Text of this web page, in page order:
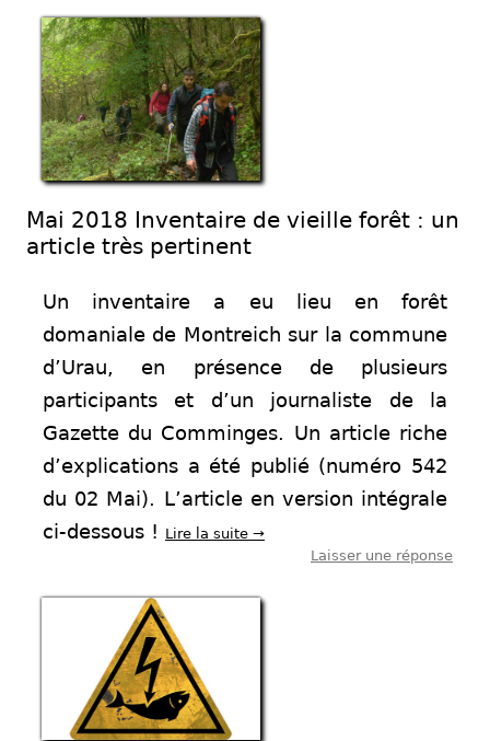
Mai 2018 Inventaire de vieille forêt : un
article très pertinent
Un inventaire a eu lieu en forêt
domaniale de Montreich sur la commune
d’Urau, en présence de plusieurs
participants et d’un journaliste de la
Gazette du Comminges. Un article riche
d’explications a été publié (numéro 542
du 02 Mai). L’article en version intégrale
ci-dessous ! Lire la suite →
Laisser une réponse